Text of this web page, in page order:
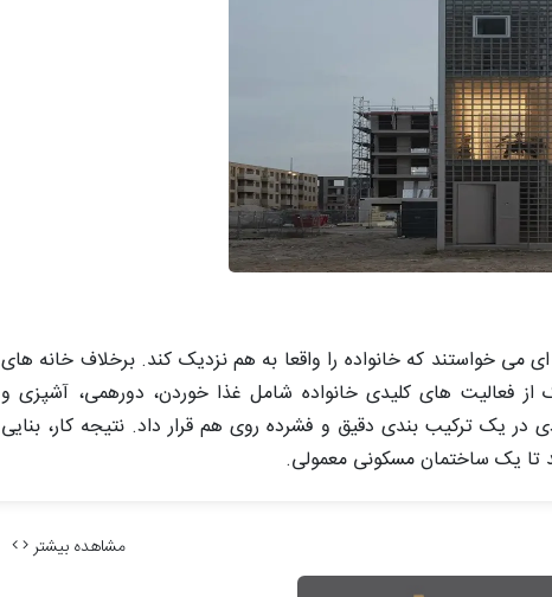
خواستند که خانواده را واقعا به هم نزدیک کند. برخلاف خانه های
فعالیت های کلیدی خانواده شامل غذا خوردن، دورهمی، آشپزی و
ترکیب بندی دقیق و فشرده روی هم قرار داد. نتیجه کار، بنایی
مشاهده بیشتر